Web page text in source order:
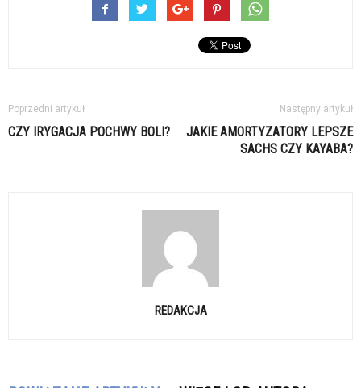
Poprzedni artykuł
CZY IRYGACJA POCHWY BOLI?
Następny artykuł
JAKIE AMORTYZATORY LEPSZE
SACHS CZY KAYABA?
REDAKCJA